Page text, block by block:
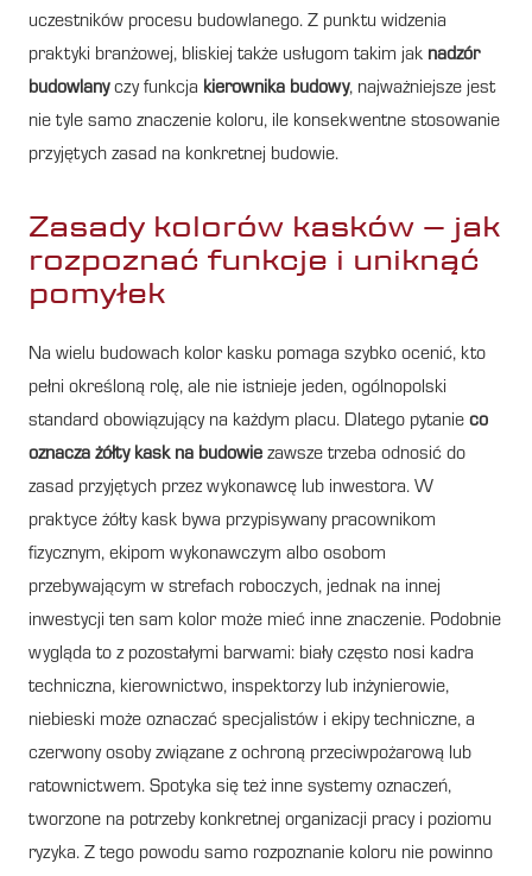
uczestników procesu budowlanego. Z punktu widzenia
praktyki branżowej, bliskiej także usługom takim jak nadzór
budowlanyczy funkcja kierownika budowy, najważniejsze jest
nie tyle samo znaczenie koloru, ile konsekwentne stosowanie
przyjętych zasad na konkretnej budowie.
Zasady kolorów kasków – jak
rozpoznać funkcje i uniknąć
pomyłek
Na wielu budowach kolor kasku pomaga szybko ocenić, kto
pełni określoną rolę, ale nie istnieje jeden, ogólnopolski
standard obowiązujący na każdym placu. Dlatego pytanie co
oznacza żółty kask na budowie zawsze trzeba odnosić do
zasad przyjętych przez wykonawcę lub inwestora. W
praktyce żółty kask bywa przypisywany pracownikom
fizycznym, ekipom wykonawczym albo osobom
przebywającym w strefach roboczych, jednak na innej
inwestycji ten sam kolor może mieć inne znaczenie. Podobnie
wygląda to z pozostałymi barwami: biały często nosi kadra
techniczna, kierownictwo, inspektorzy lub inżynierowie,
niebieski może oznaczać specjalistów i ekipy techniczne, a
czerwony osoby związane z ochroną przeciwpożarową lub
ratownictwem. Spotyka się też inne systemy oznaczeń,
tworzone na potrzeby konkretnej organizacji pracy i poziomu
ryzyka. Z tego powodu samo rozpoznanie koloru nie powinno